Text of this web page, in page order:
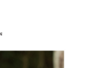
每月結算日後寄送繳費提
台灣大直營門市／銀行轉
跳轉至「AFTEE先享後付」
連結，可透過四大超商／